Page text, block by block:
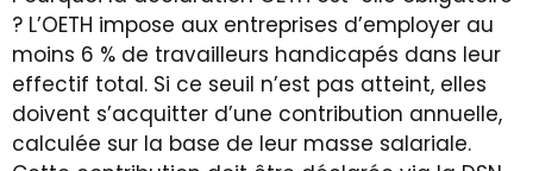
? L’OETH impose aux entreprises d’employer au
moins 6 % de travailleurs handicapés dans leur
effectif total. Si ce seuil n’est pas atteint, elles
doivent s’acquitter d’une contribution annuelle,
calculée sur la base de leur masse salariale.